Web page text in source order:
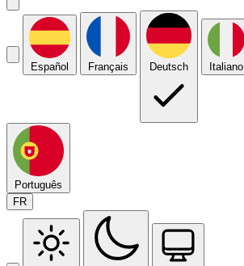
Español Français Deutsch Italiano
Português
FR